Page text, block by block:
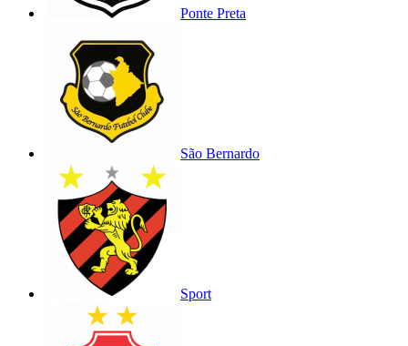
Ponte Preta
São Bernardo
Sport